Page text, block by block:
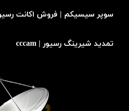
سوپر سیسیکم | فروش اکانت
تمدید شیرینگ رسیور | cccam